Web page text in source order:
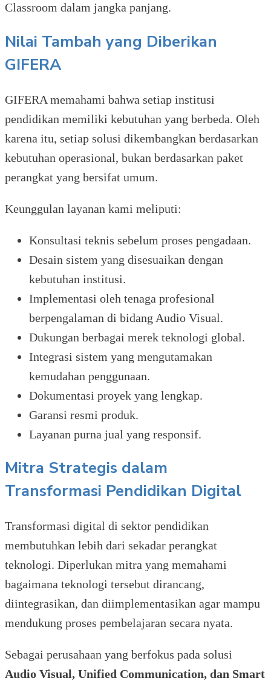
Classroom dalam jangka panjang.
Nilai Tambah yang Diberikan
GIFERA
GIFERA memahami bahwa setiap institusi
pendidikan memiliki kebutuhan yang berbeda. Oleh
karena itu, setiap solusi dikembangkan berdasarkan
kebutuhan operasional, bukan berdasarkan paket
perangkat yang bersifat umum.
Keunggulan layanan kami meliputi:
Konsultasi teknis sebelum proses pengadaan.
Desain sistem yang disesuaikan dengan
kebutuhan institusi.
Implementasi oleh tenaga profesional
berpengalaman di bidang Audio Visual.
Dukungan berbagai merek teknologi global.
Integrasi sistem yang mengutamakan
kemudahan penggunaan.
Dokumentasi proyek yang lengkap.
Garansi resmi produk.
Layanan purna jual yang responsif.
Mitra Strategis dalam
Transformasi Pendidikan Digital
Transformasi digital di sektor pendidikan
membutuhkan lebih dari sekadar perangkat
teknologi. Diperlukan mitra yang memahami
bagaimana teknologi tersebut dirancang,
diintegrasikan, dan diimplementasikan agar mampu
mendukung proses pembelajaran secara nyata.
Sebagai perusahaan yang berfokus pada solusi
Audio Visual, Unified Communication, dan Smart